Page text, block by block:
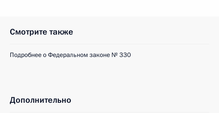
Смотрите также
Подробнее о Федеральном законе № 330
Дополнительно